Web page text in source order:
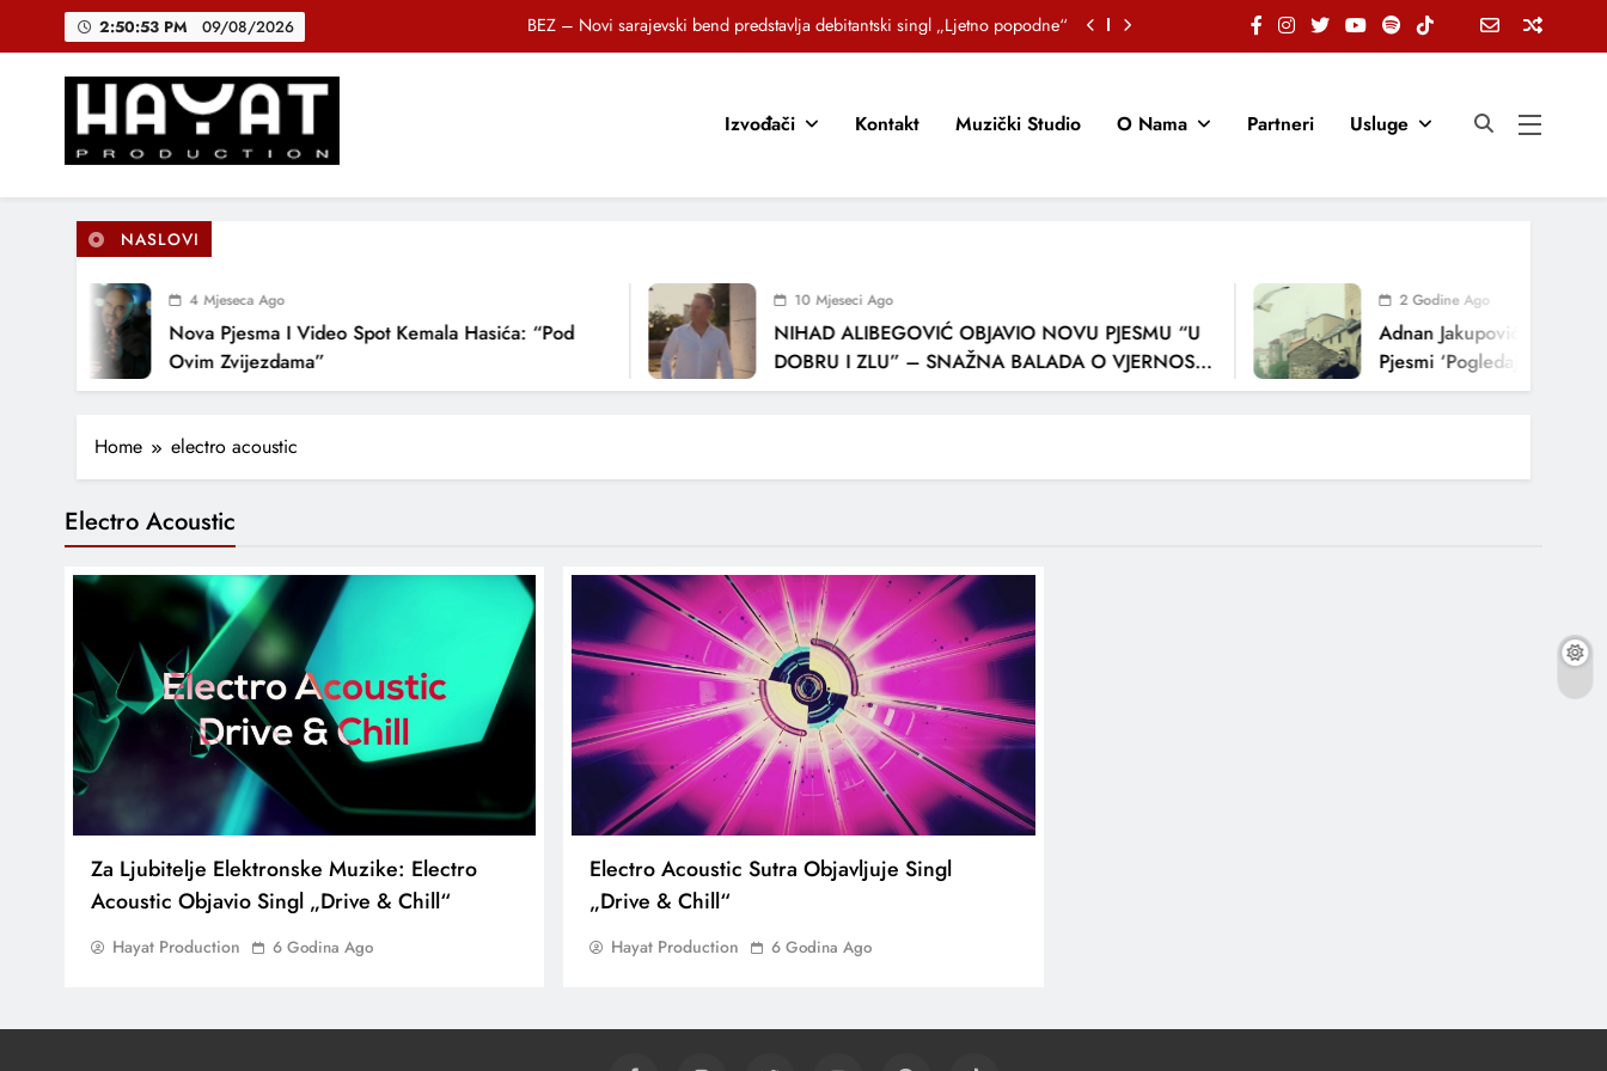
2:50:53 PM 09/08/2026
BEZ – Novi sarajevski bend predstavlja debitantski singl „Ljetno popodne“
DJEČIJI HOR SUNCOKRETI KROZ PJESMU POZVALI MALIŠANE NA DOBRE NAVIKE
DJEČIJI HOR SUNCOKRETI KROZ PJESMU POZVALI MALIŠANE NA DOBRE NAVIKE
Hayat Production
Promocija domaće muzike
Izvođači Kontakt Muzički Studio O Nama Partneri Usluge
NASLOVI
4 Mjeseca Ago
Nova Pjesma I Video Spot Kemala Hasića: “Pod
Ovim Zvijezdama”
10 Mjeseci Ago
NIHAD ALIBEGOVIĆ OBJAVIO NOVU PJESMU “U
DOBRU I ZLU” – SNAŽNA BALADA O VJERNOSTI,
LJUBAVI I VREMENU KOJE NAS MIJENJA
2 Godine Ago
Adnan Jakupović Donosi
Pjesmi ‘Pogledaj Me’
Home electro acoustic
Electro Acoustic
Za Ljubitelje Elektronske Muzike: Electro
Acoustic Objavio Singl „Drive & Chill“
Hayat Production 6 Godina Ago
Electro Acoustic Sutra Objavljuje Singl
„Drive & Chill“
Hayat Production 6 Godina Ago